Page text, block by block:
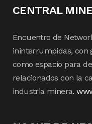
CENTRAL
Encuentro de
ininterrumpidas, con
como espacio para
relacionados con la
industria minera.